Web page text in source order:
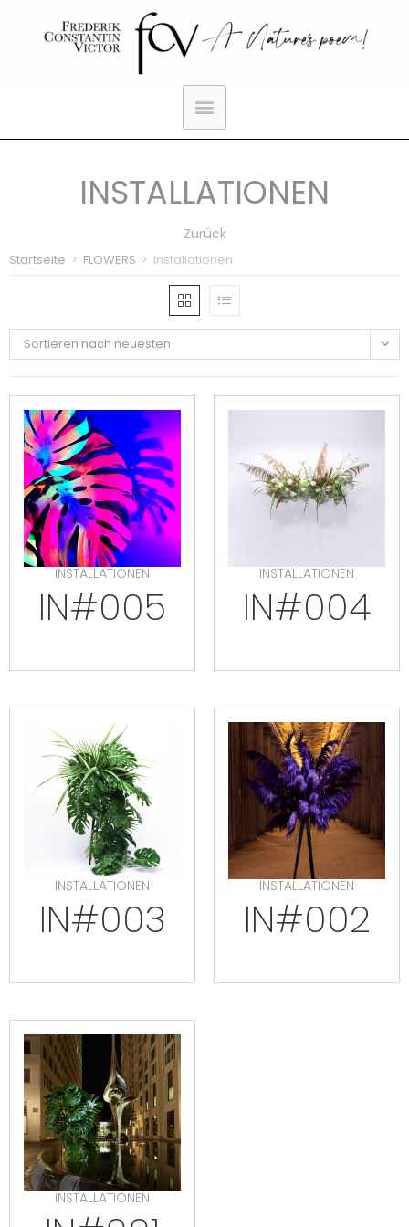
INSTALLATIONEN
Zurück
Startseite > FLOWERS > Installationen
Sortieren nach neuesten
INSTALLATIONEN
IN#005
INSTALLATIONEN
IN#004
INSTALLATIONEN
IN#003
INSTALLATIONEN
IN#002
INSTALLATIONEN